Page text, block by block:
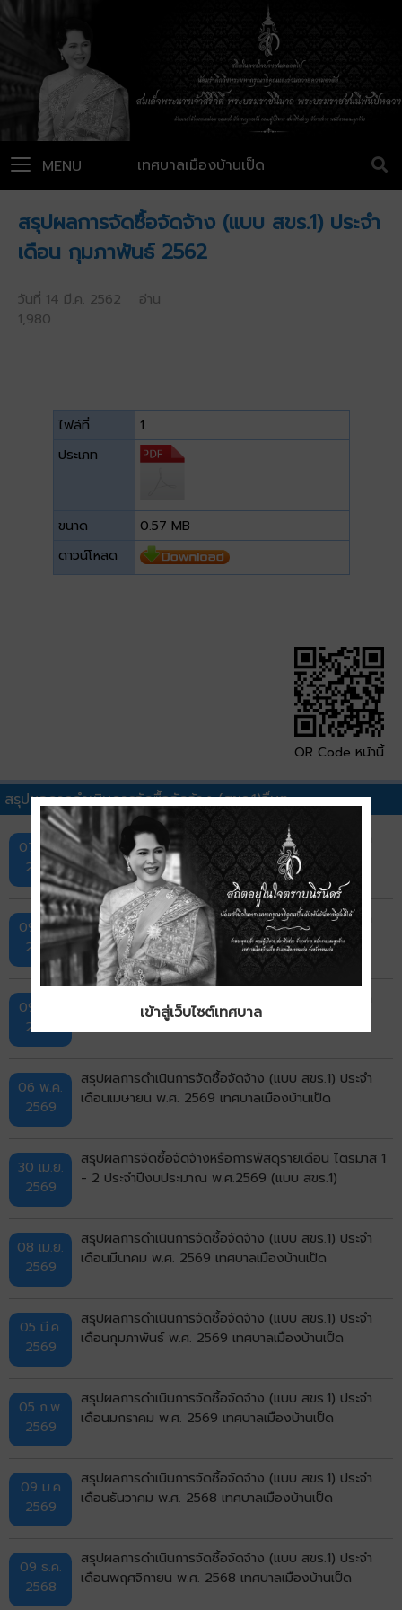
เทศบาลเมืองบ้านเป็ด
MENU
สรุปผลการจัดซื้อจัดจ้าง (แบบ สขร.1) ประจำ
เดือน กุมภาพันธ์ 2562
วันที่ 14 มี.ค. 2562 อ่าน
1,980
ไฟล์ที่
1.
ประเภท
ขนาด
0.57 MB
ดาวน์โหลด
QR Code หน้านี้
สรุปผลการดำเนินการจัดซื้อจัดจ้าง (สขร.1)อื่นๆ
07 ส.ค.
2569
สรุปผลการดำเนินการจัดซื้อจัดจ้าง (แบบ สขร.1) ประจำ
เดือนกรกฎาคม พ.ศ. 2569 เทศบาลเมืองบ้านเป็ด
09 ก.ค.
2569
สรุปผลการดำเนินการจัดซื้อจัดจ้าง (แบบ สขร.1) ประจำ
เดือนมิถุนายน พ.ศ. 2569 เทศบาลเมืองบ้านเป็ด
09 มิ.ย.
2569
สรุปผลการดำเนินการจัดซื้อจัดจ้าง (แบบ สขร.1) ประจำ
เดือนพฤษภาคม พ.ศ. 2569 เทศบาลเมืองบ้านเป็ด
06 พ.ค.
2569
สรุปผลการดำเนินการจัดซื้อจัดจ้าง (แบบ สขร.1) ประจำ
เดือนเมษายน พ.ศ. 2569 เทศบาลเมืองบ้านเป็ด
30 เม.ย.
2569
สรุปผลการจัดซื้อจัดจ้างหรือการพัสดุรายเดือน ไตรมาส 1
- 2 ประจำปีงบประมาณ พ.ศ.2569 (แบบ สขร.1)
08 เม.ย.
2569
สรุปผลการดำเนินการจัดซื้อจัดจ้าง (แบบ สขร.1) ประจำ
เดือนมีนาคม พ.ศ. 2569 เทศบาลเมืองบ้านเป็ด
05 มี.ค.
2569
สรุปผลการดำเนินการจัดซื้อจัดจ้าง (แบบ สขร.1) ประจำ
เดือนกุมภาพันธ์ พ.ศ. 2569 เทศบาลเมืองบ้านเป็ด
05 ก.พ.
2569
สรุปผลการดำเนินการจัดซื้อจัดจ้าง (แบบ สขร.1) ประจำ
เดือนมกราคม พ.ศ. 2569 เทศบาลเมืองบ้านเป็ด
09 ม.ค
2569
สรุปผลการดำเนินการจัดซื้อจัดจ้าง (แบบ สขร.1) ประจำ
เดือนธันวาคม พ.ศ. 2568 เทศบาลเมืองบ้านเป็ด
09 ธ.ค.
2568
สรุปผลการดำเนินการจัดซื้อจัดจ้าง (แบบ สขร.1) ประจำ
เดือนพฤศจิกายน พ.ศ. 2568 เทศบาลเมืองบ้านเป็ด
เข้าสู่เว็บไซต์เทศบาล